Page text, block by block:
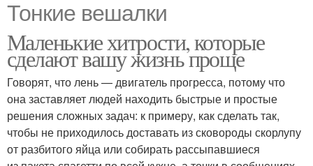
Тонкие вешалки
Маленькие хитрости, которые
сделают вашу жизнь проще
Говорят, что лень — двигатель прогресса, потому что
она заставляет людей находить быстрые и простые
решения сложных задач: к примеру, как сделать так,
чтобы не приходилось доставать из сковороды скорлупу
от разбитого яйца или собирать рассыпавшиеся